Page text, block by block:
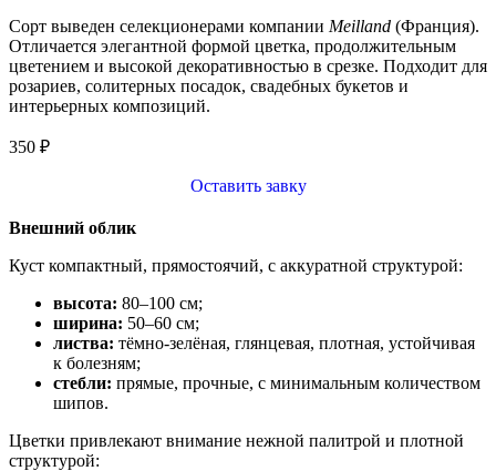
Сорт выведен селекционерами компании Meilland (Франция).
Отличается элегантной формой цветка, продолжительным
цветением и высокой декоративностью в срезке. Подходит для
розариев, солитерных посадок, свадебных букетов и
интерьерных композиций.
350 ₽
Оставить завку
Внешний облик
Куст компактный, прямостоячий, с аккуратной структурой:
высота: 80–100 см;
ширина: 50–60 см;
листва: тёмно‑зелёная, глянцевая, плотная, устойчивая
к болезням;
стебли: прямые, прочные, с минимальным количеством
шипов.
Цветки привлекают внимание нежной палитрой и плотной
структурой: